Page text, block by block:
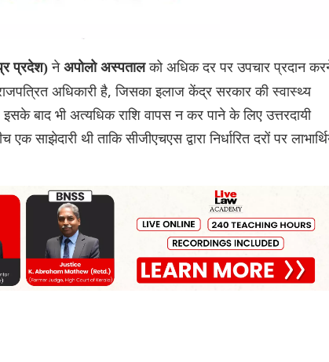
प्रदेश) ने अपोलो अस्पतालको अधिक दर पर उपचार प्रदान
अधिकारी है, जिसका इलाज केंद्र सरकार की स्वास्थ्य
बाद भी अत्यधिक राशि वापस न कर पाने के लिए उत्तरदायी
एक साझेदारी थी ताकि सीजीएचएस द्वारा निर्धारित दरों पर